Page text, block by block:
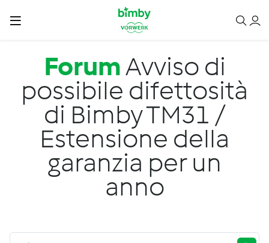
Salta al contenuto principale
ForumAvviso di
possibile difettosità
di Bimby TM31 /
Estensione della
garanzia per un
anno